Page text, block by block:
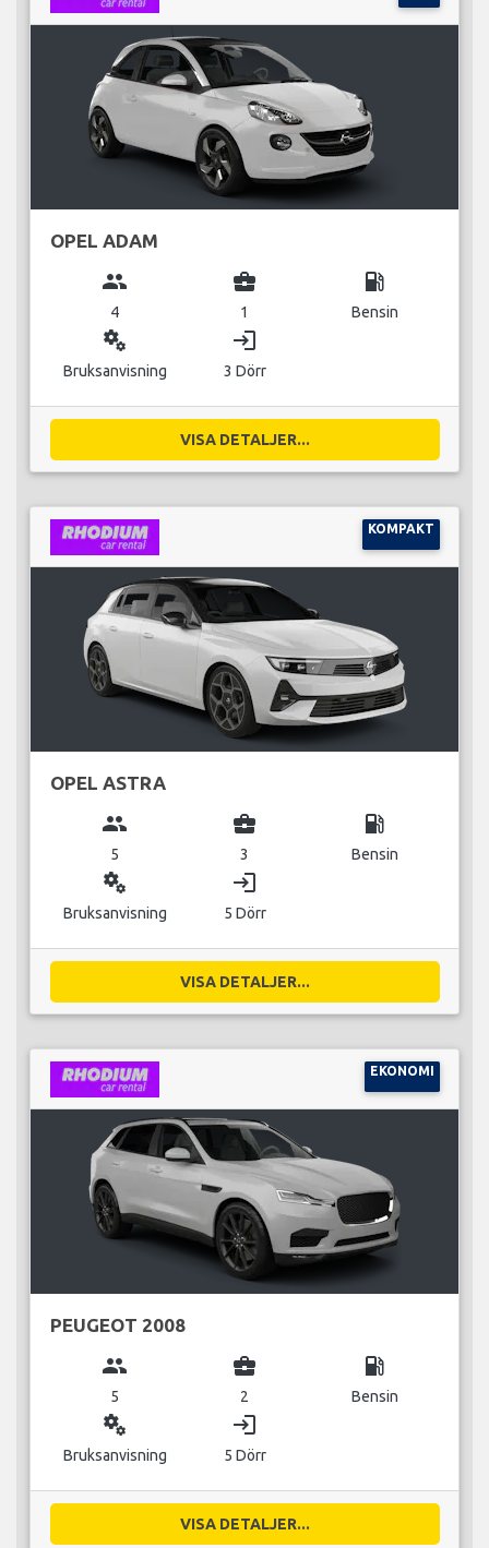
OPEL ADAM
group
4
business_center
1
local_gas_station
Bensin
miscellaneous_services
Bruksanvisning
login
3 Dörr
VISA DETALJER...
KOMPAKT
OPEL ASTRA
group
5
business_center
3
local_gas_station
Bensin
miscellaneous_services
Bruksanvisning
login
5 Dörr
VISA DETALJER...
EKONOMI
PEUGEOT 2008
group
5
business_center
2
local_gas_station
Bensin
miscellaneous_services
Bruksanvisning
login
5 Dörr
VISA DETALJER...